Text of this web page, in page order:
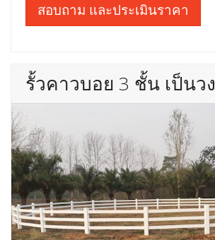
สอบถาม และประเมินราคา
รั้วคาวบอย 3 ชั้น เป็นวง